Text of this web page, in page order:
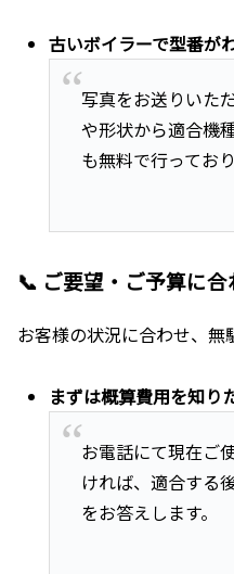
古いボイラーで型番が
写真をお送りいた
や形状から適合機
も無料で行っており
📞 ご要望・ご予算に
お客様の状況に合わせ、無
まずは概算費用を知り
お電話にて現在ご
ければ、適合する
をお答えします。